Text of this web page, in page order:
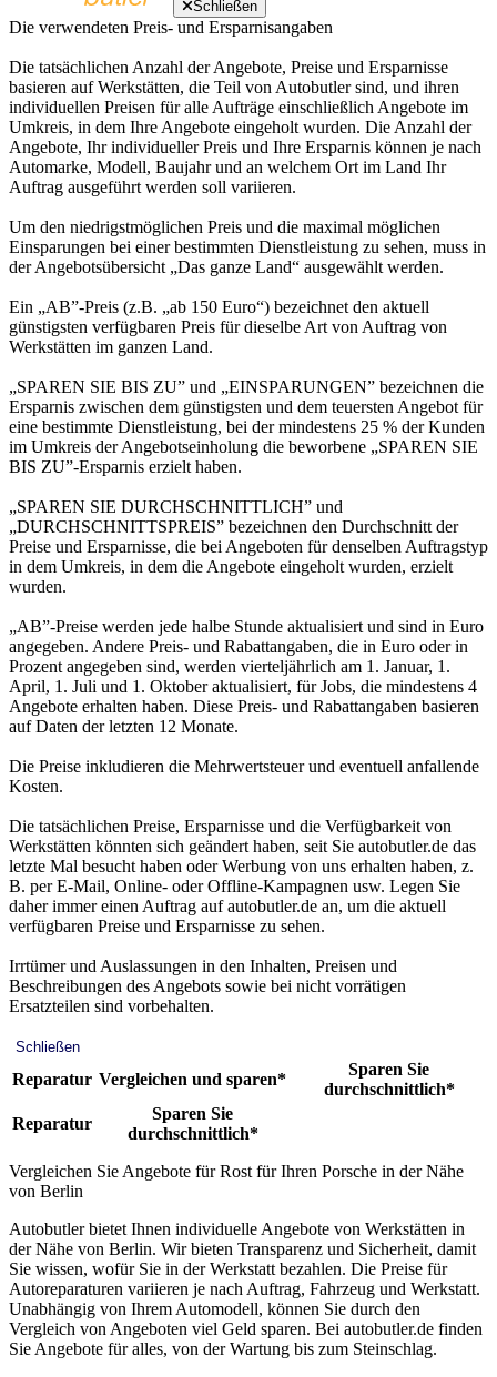
Schließen
Die verwendeten Preis- und Ersparnisangaben
Die tatsächlichen Anzahl der Angebote, Preise und Ersparnisse
basieren auf Werkstätten, die Teil von Autobutler sind, und ihren
individuellen Preisen für alle Aufträge einschließlich Angebote im
Umkreis, in dem Ihre Angebote eingeholt wurden. Die Anzahl der
Angebote, Ihr individueller Preis und Ihre Ersparnis können je nach
Automarke, Modell, Baujahr und an welchem Ort im Land Ihr
Auftrag ausgeführt werden soll variieren.
Um den niedrigstmöglichen Preis und die maximal möglichen
Einsparungen bei einer bestimmten Dienstleistung zu sehen, muss in
der Angebotsübersicht „Das ganze Land“ ausgewählt werden.
Ein „AB”-Preis (z.B. „ab 150 Euro“) bezeichnet den aktuell
günstigsten verfügbaren Preis für dieselbe Art von Auftrag von
Werkstätten im ganzen Land.
„SPAREN SIE BIS ZU” und „EINSPARUNGEN” bezeichnen die
Ersparnis zwischen dem günstigsten und dem teuersten Angebot für
eine bestimmte Dienstleistung, bei der mindestens 25 % der Kunden
im Umkreis der Angebotseinholung die beworbene „SPAREN SIE
BIS ZU”-Ersparnis erzielt haben.
„SPAREN SIE DURCHSCHNITTLICH” und
„DURCHSCHNITTSPREIS” bezeichnen den Durchschnitt der
Preise und Ersparnisse, die bei Angeboten für denselben Auftragstyp
in dem Umkreis, in dem die Angebote eingeholt wurden, erzielt
wurden.
„AB”-Preise werden jede halbe Stunde aktualisiert und sind in Euro
angegeben. Andere Preis- und Rabattangaben, die in Euro oder in
Prozent angegeben sind, werden vierteljährlich am 1. Januar, 1.
April, 1. Juli und 1. Oktober aktualisiert, für Jobs, die mindestens 4
Angebote erhalten haben. Diese Preis- und Rabattangaben basieren
auf Daten der letzten 12 Monate.
Die Preise inkludieren die Mehrwertsteuer und eventuell anfallende
Kosten.
Die tatsächlichen Preise, Ersparnisse und die Verfügbarkeit von
Werkstätten könnten sich geändert haben, seit Sie autobutler.de das
letzte Mal besucht haben oder Werbung von uns erhalten haben, z.
B. per E-Mail, Online- oder Offline-Kampagnen usw. Legen Sie
daher immer einen Auftrag auf autobutler.de an, um die aktuell
verfügbaren Preise und Ersparnisse zu sehen.
Irrtümer und Auslassungen in den Inhalten, Preisen und
Beschreibungen des Angebots sowie bei nicht vorrätigen
Ersatzteilen sind vorbehalten.
Schließen
Reparatur Vergleichen und sparen*
Sparen Sie
durchschnittlich*
Reparatur
Sparen Sie
durchschnittlich*
Vergleichen Sie Angebote für Rost für Ihren Porsche in der Nähe
von Berlin
Autobutler bietet Ihnen individuelle Angebote von Werkstätten in
der Nähe von Berlin. Wir bieten Transparenz und Sicherheit, damit
Sie wissen, wofür Sie in der Werkstatt bezahlen. Die Preise für
Autoreparaturen variieren je nach Auftrag, Fahrzeug und Werkstatt.
Unabhängig von Ihrem Automodell, können Sie durch den
Vergleich von Angeboten viel Geld sparen. Bei autobutler.de finden
Sie Angebote für alles, von der Wartung bis zum Steinschlag.